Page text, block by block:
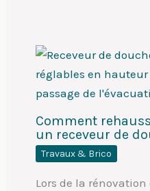
Comment
un receveur de
Travaux & Brico
Lors de la